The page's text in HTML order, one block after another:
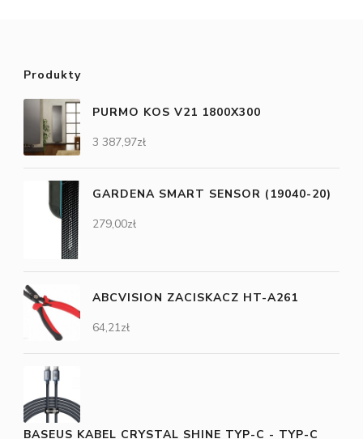
Produkty
PURMO KOS V21 1800X300
3 387,97zł
GARDENA SMART SENSOR (19040-20)
279,00zł
ABCVISION ZACISKACZ HT-A261
64,21zł
BASEUS KABEL CRYSTAL SHINE TYP-C - TYP-C